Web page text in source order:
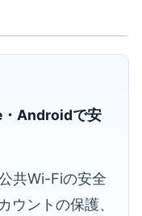
・Androidで安
共Wi-Fiの安全
ウントの保護、